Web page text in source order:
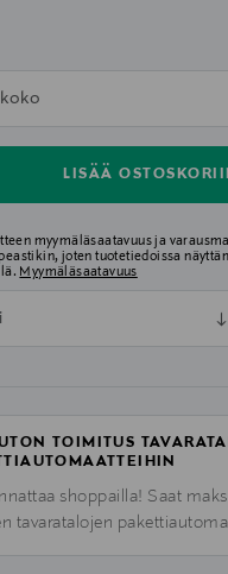
LISÄÄ
myymäläsaatavuus ja
joten tuotetiedoissa
Myymäläsaatavuus
TOIMITUS
shoppailla! Saat
tavaratalojen